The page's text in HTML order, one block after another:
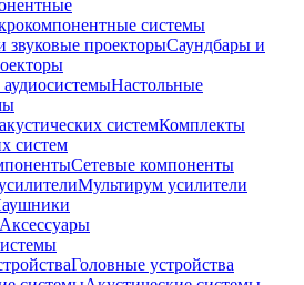
системы
звуковые проекторыСаундбары и
Настольные
системКомплекты
систем
Сетевые компоненты
Мультирум усилители
Аксессуары
Головные устройства